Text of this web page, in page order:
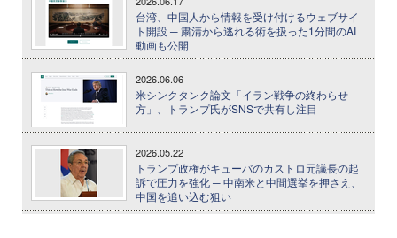
台湾、中国人から情報を受け付けるウェブサイ
ト開設 ─ 粛清から逃れる術を扱った1分間のAI
動画も公開
2026.06.06
米シンクタンク論文「イラン戦争の終わらせ
方」、トランプ氏がSNSで共有し注目
2026.05.22
トランプ政権がキューバのカストロ元議長の起
訴で圧力を強化 ─ 中南米と中間選挙を押さえ、
中国を追い込む狙い